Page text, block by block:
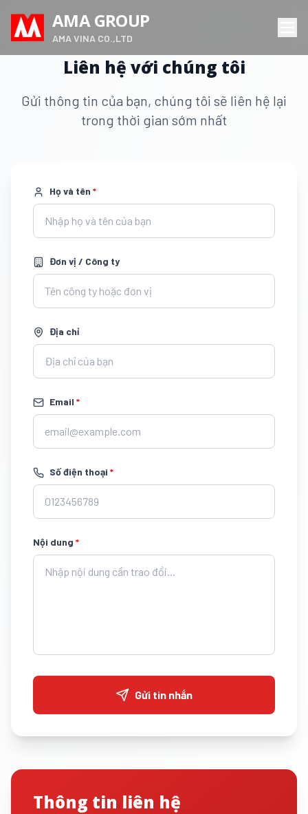
AMA GROUP
AMA VINA CO.,LTD
Liên hệ với chúng tôi
Gửi thông tin của bạn, chúng tôi sẽ liên hệ lại
trong thời gian sớm nhất
Họ và tên *
Đơn vị / Công ty
Địa chỉ
Email *
Số điện thoại *
Nội dung *
Gửi tin nhắn
Thông tin liên hệ